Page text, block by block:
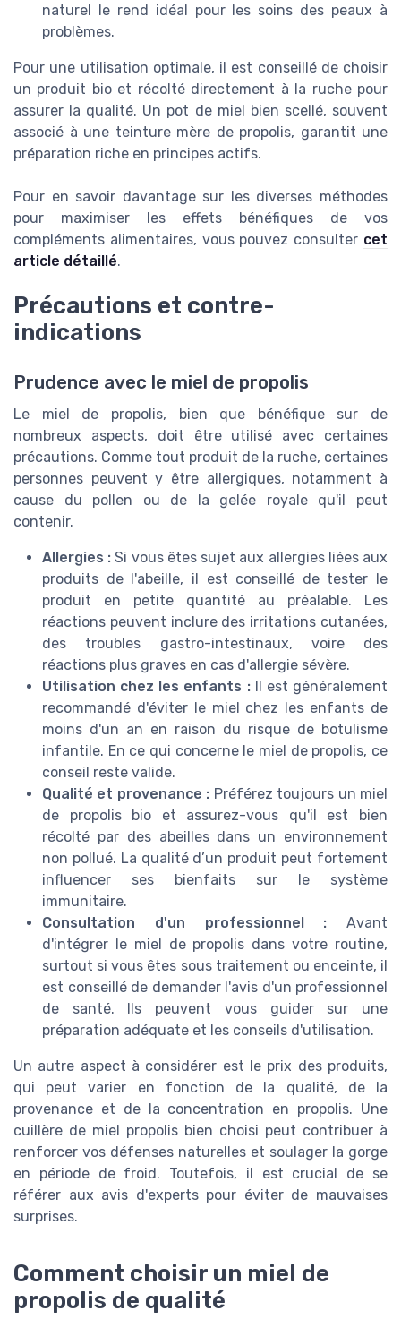
naturel le rend idéal pour les soins des peaux à
problèmes.
Pour une utilisation optimale, il est conseillé de choisir
un produit bio et récolté directement à la ruche pour
assurer la qualité. Un pot de miel bien scellé, souvent
associé à une teinture mère de propolis, garantit une
préparation riche en principes actifs.
Pour en savoir davantage sur les diverses méthodes
pour maximiser les effets bénéfiques de vos
compléments alimentaires, vous pouvez consulter cet
article détaillé.
Précautions et contre-
indications
Prudence avec le miel de propolis
Le miel de propolis, bien que bénéfique sur de
nombreux aspects, doit être utilisé avec certaines
précautions. Comme tout produit de la ruche, certaines
personnes peuvent y être allergiques, notamment à
cause du pollen ou de la gelée royale qu'il peut
contenir.
Allergies : Si vous êtes sujet aux allergies liées aux
produits de l'abeille, il est conseillé de tester le
produit en petite quantité au préalable. Les
réactions peuvent inclure des irritations cutanées,
des troubles gastro-intestinaux, voire des
réactions plus graves en cas d'allergie sévère.
Utilisation chez les enfants :Il est généralement
recommandé d'éviter le miel chez les enfants de
moins d'un an en raison du risque de botulisme
infantile. En ce qui concerne le miel de propolis, ce
conseil reste valide.
Qualité et provenance : Préférez toujours un miel
de propolis bio et assurez-vous qu'il est bien
récolté par des abeilles dans un environnement
non pollué. La qualité d’un produit peut fortement
influencer ses bienfaits sur le système
immunitaire.
Consultation d'un professionnel : Avant
d'intégrer le miel de propolis dans votre routine,
surtout si vous êtes sous traitement ou enceinte, il
est conseillé de demander l'avis d'un professionnel
de santé. Ils peuvent vous guider sur une
préparation adéquate et les conseils d'utilisation.
Un autre aspect à considérer est le prix des produits,
qui peut varier en fonction de la qualité, de la
provenance et de la concentration en propolis. Une
cuillère de miel propolis bien choisi peut contribuer à
renforcer vos défenses naturelles et soulager la gorge
en période de froid. Toutefois, il est crucial de se
référer aux avis d'experts pour éviter de mauvaises
surprises.
Comment choisir un miel de
propolis de qualité